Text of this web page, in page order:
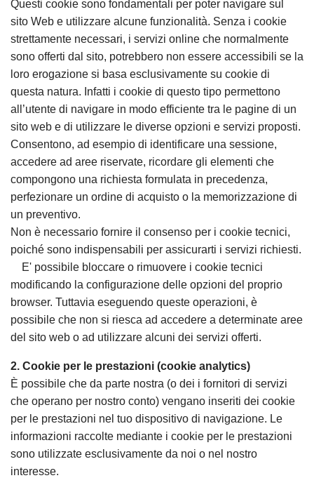
Questi cookie sono fondamentali per poter navigare sul
sito Web e utilizzare alcune funzionalità. Senza i cookie
strettamente necessari, i servizi online che normalmente
sono offerti dal sito, potrebbero non essere accessibili se la
loro erogazione si basa esclusivamente su cookie di
questa natura. Infatti i cookie di questo tipo permettono
all’utente di navigare in modo efficiente tra le pagine di un
sito web e di utilizzare le diverse opzioni e servizi proposti.
Consentono, ad esempio di identificare una sessione,
accedere ad aree riservate, ricordare gli elementi che
compongono una richiesta formulata in precedenza,
perfezionare un ordine di acquisto o la memorizzazione di
un preventivo.
Non è necessario fornire il consenso per i cookie tecnici,
poiché sono indispensabili per assicurarti i servizi richiesti.
E' possibile bloccare o rimuovere i cookie tecnici
modificando la configurazione delle opzioni del proprio
browser. Tuttavia eseguendo queste operazioni, è
possibile che non si riesca ad accedere a determinate aree
del sito web o ad utilizzare alcuni dei servizi offerti.
2. Cookie per le prestazioni (cookie analytics)
È possibile che da parte nostra (o dei i fornitori di servizi
che operano per nostro conto) vengano inseriti dei cookie
per le prestazioni nel tuo dispositivo di navigazione. Le
informazioni raccolte mediante i cookie per le prestazioni
sono utilizzate esclusivamente da noi o nel nostro
interesse.